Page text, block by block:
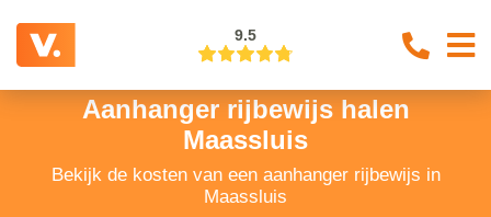
9.5
Aanhanger rijbewijs halen
Maassluis
Bekijk de kosten van een aanhanger rijbewijs in
Maassluis